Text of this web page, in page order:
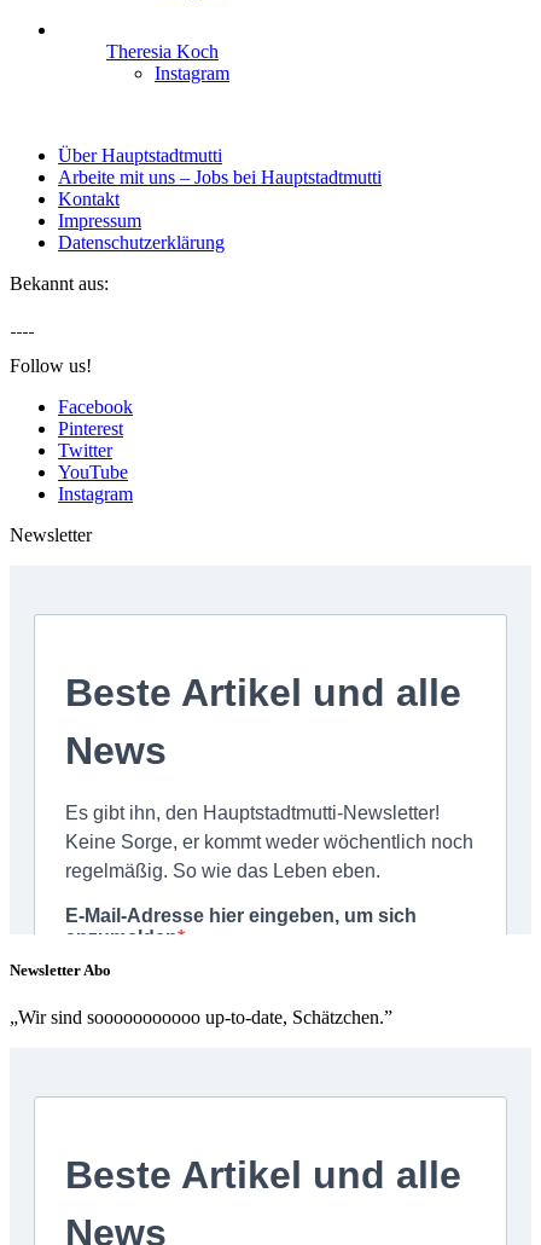
Theresia Koch
Instagram
Über Hauptstadtmutti
Arbeite mit uns – Jobs bei Hauptstadtmutti
Kontakt
Impressum
Datenschutzerklärung
Bekannt aus:
Follow us!
Facebook
Pinterest
Twitter
YouTube
Instagram
Newsletter
Newsletter Abo
„Wir sind sooooooooooo up-to-date, Schätzchen.”